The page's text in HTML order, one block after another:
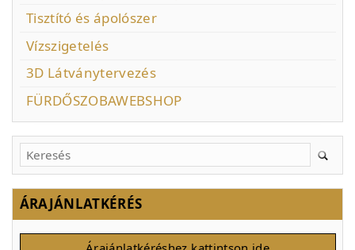
Tisztító és ápolószer
Vízszigetelés
3D Látványtervezés
FÜRDŐSZOBAWEBSHOP
ÁRAJÁNLATKÉRÉS